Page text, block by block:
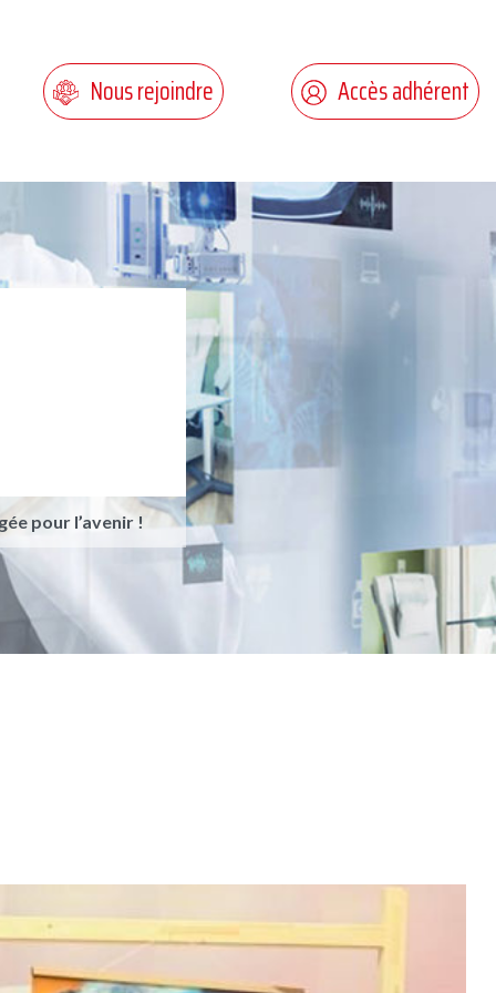
Nous rejoindre Accès adhérent
pour l’avenir !